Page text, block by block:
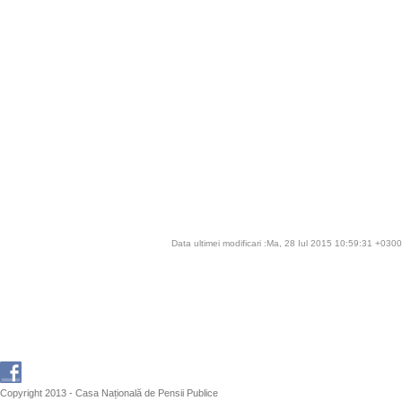
Data ultimei modificari :Ma, 28 Iul 2015 10:59:31 +0300
Copyright 2013 - Casa Națională de Pensii Publice